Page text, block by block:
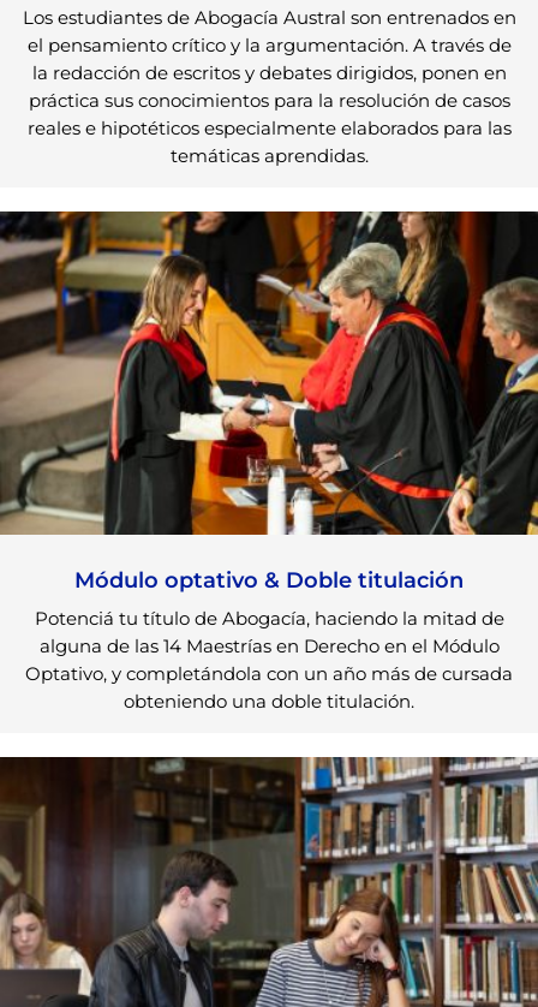
Los estudiantes de Abogacía Austral son entrenados en
el pensamiento crítico y la argumentación. A través de
la redacción de escritos y debates dirigidos, ponen en
práctica sus conocimientos para la resolución de casos
reales e hipotéticos especialmente elaborados para las
temáticas aprendidas.
Módulo optativo & Doble titulación
Potenciá tu título de Abogacía, haciendo la mitad de
alguna de las 14 Maestrías en Derecho en el Módulo
Optativo, y completándola con un año más de cursada
obteniendo una doble titulación.